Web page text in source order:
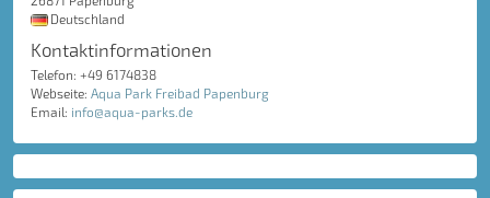
Deutschland
Kontaktinformationen
Telefon: +49 6174838
Webseite: Aqua Park Freibad Papenburg
Email: info@aqua-parks.de